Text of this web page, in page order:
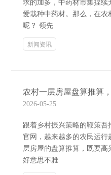
求的加多，中药材市集捏续
爱栽种中药材。那么，在农
呢？ 领先
新闻资讯
农村一层房屋盘算推算
2026-05-25
跟着乡村振兴策略的鞭策吾
官网，越来越多的农民运
层房屋的盘算推算，既要
好意思不雅